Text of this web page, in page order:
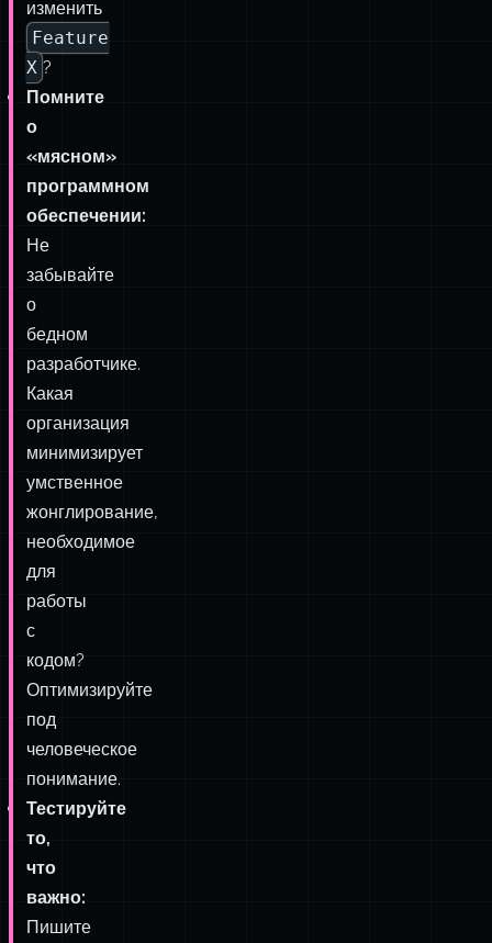
проще
или
сложнее
понять
и
изменить
Feature
X ?
Помните
о
«мясном»
программном
обеспечении:
Не
забывайте
о
бедном
разработчике.
Какая
организация
минимизирует
умственное
жонглирование,
необходимое
для
работы
с
кодом?
Оптимизируйте
под
человеческое
понимание.